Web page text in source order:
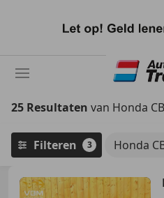
naar
25 Resultaten van Honda
Filteren 3 Honda